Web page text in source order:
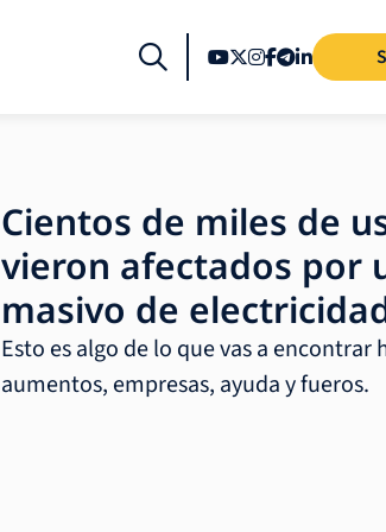
Cientos de miles de
vieron afectados por
masivo de
Esto es algo de lo que vas a encontrar
aumentos, empresas, ayuda y fueros.